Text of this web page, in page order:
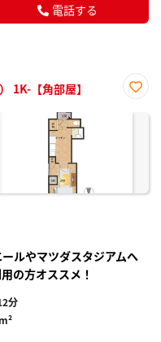
電話する
1K-【角部屋】
に入
ルやマツダスタジアムへ
の方オススメ！
分